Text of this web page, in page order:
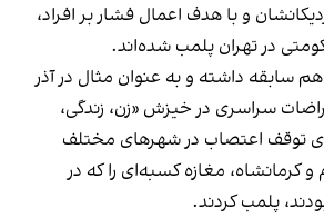
و با هدف اعمال فشار بر افراد،
در تهران پلمب شده‌اند.
سابقه داشته و به عنوان مثال در آذر
سراسری در خیزش «زن، زندگی،
توقف اعتصاب در شهرهای مختلف
و کرمانشاه، مغازه کسبه‌ای را که در
پلمب کردند.